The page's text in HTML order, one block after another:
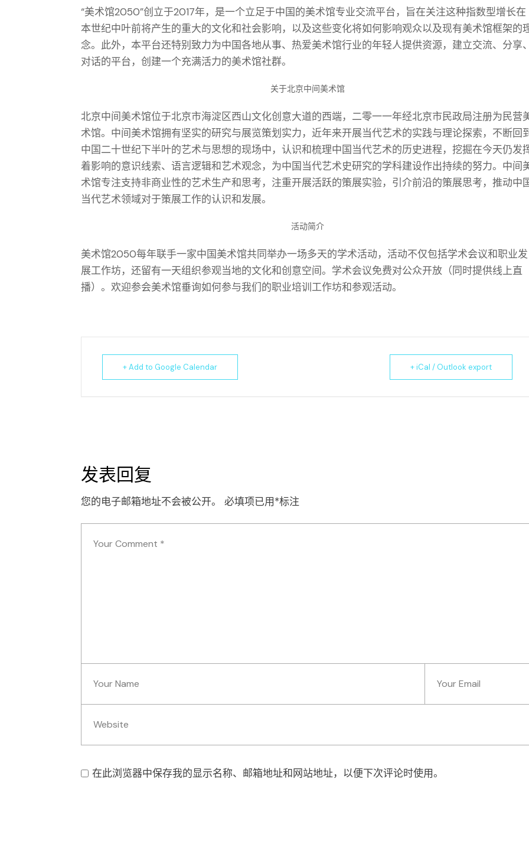
“美术馆2050”创立于2017年，是一个立足于中国的美术馆专业交流平台，旨在关注这种指数型增长在
本世纪中叶前将产生的重大的文化和社会影响，以及这些变化将如何影响观众以及现有美术馆框架的
念。此外，本平台还特别致力为中国各地从事、热爱美术馆行业的年轻人提供资源，建立交流、分享、
对话的平台，创建一个充满活力的美术馆社群。
关于北京中间美术馆
北京中间美术馆位于北京市海淀区西山文化创意大道的西端，二零一一年经北京市民政局注册为民营
术馆。中间美术馆拥有坚实的研究与展览策划实力，近年来开展当代艺术的实践与理论探索，不断回
中国二十世纪下半叶的艺术与思想的现场中，认识和梳理中国当代艺术的历史进程，挖掘在今天仍发
着影响的意识线索、语言逻辑和艺术观念，为中国当代艺术史研究的学科建设作出持续的努力。中间
术馆专注支持非商业性的艺术生产和思考，注重开展活跃的策展实验，引介前沿的策展思考，推动中
当代艺术领域对于策展工作的认识和发展。
活动简介
美术馆2050每年联手一家中国美术馆共同举办一场多天的学术活动，活动不仅包括学术会议和职业发
展工作坊，还留有一天组织参观当地的文化和创意空间。学术会议免费对公众开放（同时提供线上直
播）。欢迎参会美术馆垂询如何参与我们的职业培训工作坊和参观活动。
+ Add to Google Calendar + iCal / Outlook export
发表回复
您的电子邮箱地址不会被公开。 必填项已用*标注
在此浏览器中保存我的显示名称、邮箱地址和网站地址，以便下次评论时使用。